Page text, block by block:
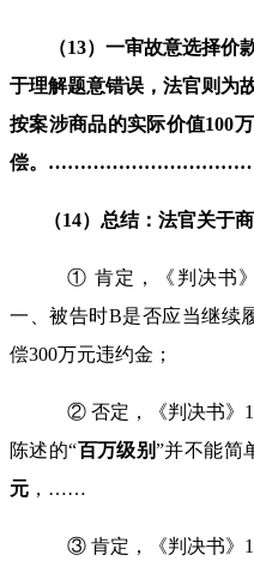
（13）一审故意选择价
于理解题意错误，法官则为
按案涉商品的实际价值100
偿。
（14）总结： 法官关于
① 肯定，《判决书》
一、被告时B是否应当继续
偿300万元违约金；
② 否定，《判决书》
陈述的“百万级别”并不能简
元 ， ……
③ 肯定，《判决书》